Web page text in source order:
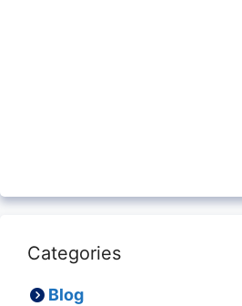
Categories
Blog